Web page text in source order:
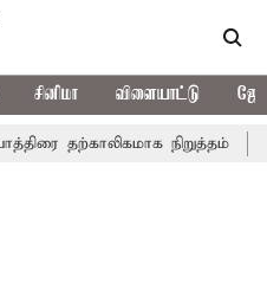
சினிமா விளையாட்டு
நிறுத்தம்